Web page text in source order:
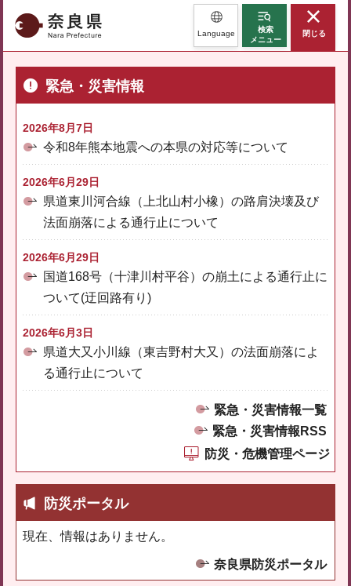
奈良県 Language
検索
メニュー
閉じる
緊急・災害情報
2026年8月7日
令和8年熊本地震への本県の対応等について
2026年6月29日
県道東川河合線（上北山村小橡）の路肩決壊及び
法面崩落による通行止について
2026年6月29日
国道168号（十津川村平谷）の崩土による通行止に
ついて(迂回路有り)
2026年6月3日
県道大又小川線（東吉野村大又）の法面崩落によ
る通行止について
緊急・災害情報一覧
緊急・災害情報RSS
防災・危機管理ページ
防災ポータル
現在、情報はありません。
奈良県防災ポータル